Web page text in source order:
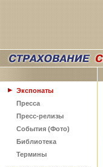
Экспонаты
Пресса
Пресс-релизы
События (Фото)
Библиотека
Термины